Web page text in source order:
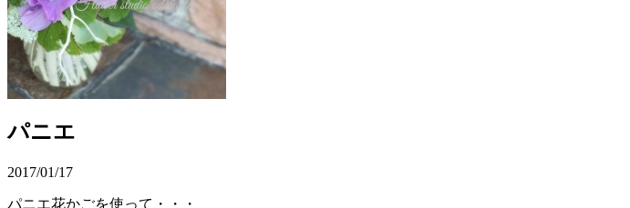
パニエ
2017/01/17
パニエ花かごを使って・・・